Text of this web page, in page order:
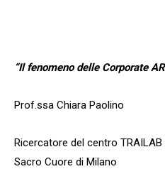
“Il fenomeno delle Corporate
Prof.ssa Chiara Paolino
Ricercatore del centro TRAILAB
Sacro Cuore di Milano